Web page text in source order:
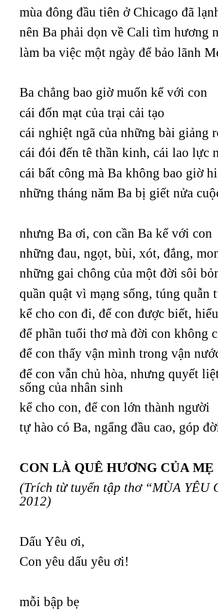
mùa đông đầu tiên ở Chicago đã
nên Ba phải dọn về Cali tìm hương
làm ba việc một ngày để bảo lãnh
Ba chẳng bao giờ muốn kể với con
cái đốn mạt của trại cải tạo
cái nghiệt ngã của những bài giảng
cái đói đến tê thần kinh, cái lao lực
cái bất công mà Ba không bao giờ
những tháng năm Ba bị giết nửa
nhưng Ba ơi, con cần Ba kể với con
những đau, ngọt, bùi, xót, đắng,
những gai chông của một đời sôi
quần quật vì mạng sống, túng quẫn
kể cho con đi, để con được biết,
để phần tuổi thơ mà đời con không
để con thấy vận mình trong vận
để con vẫn chủ hòa, nhưng quyết
sống của nhân sinh
kể cho con, để con lớn thành người
tự hào có Ba, ngẩng đầu cao, góp
CON LÀ QUÊ HƯƠNG CỦA MẸ
(Trích từ tuyển tập thơ “MÙA YÊU
2012)
Dấu Yêu ơi,
Con yêu dấu yêu ơi!
mỗi bập bẹ